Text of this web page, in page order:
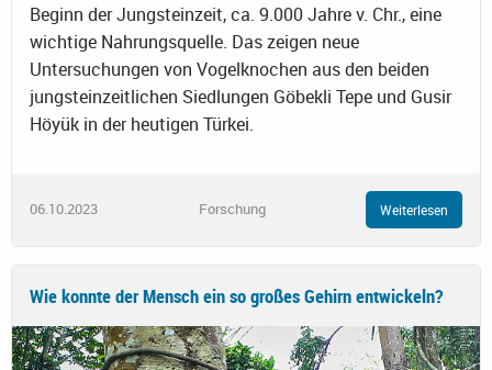
Beginn der Jungsteinzeit, ca. 9.000 Jahre v. Chr., eine
wichtige Nahrungsquelle. Das zeigen neue
Untersuchungen von Vogelknochen aus den beiden
jungsteinzeitlichen Siedlungen Göbekli Tepe und Gusir
Höyük in der heutigen Türkei.
06.10.2023 Forschung Weiterlesen
Wie konnte der Mensch ein so großes Gehirn entwickeln?